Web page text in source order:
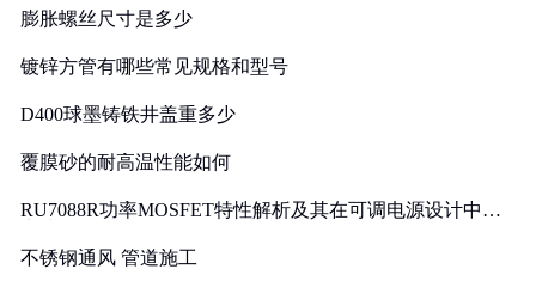
膨胀螺丝尺寸是多少
镀锌方管有哪些常见规格和型号
D400球墨铸铁井盖重多少
覆膜砂的耐高温性能如何
RU7088R功率MOSFET特性解析及其在可调电源设计中的
不锈钢通风 管道施工